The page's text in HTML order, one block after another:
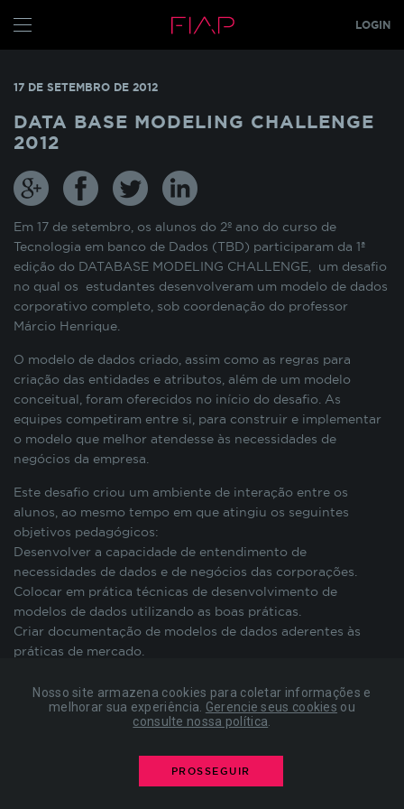
LOGIN
GRADUAÇÃO
MBA s TECH
PÓS TECH
FIAP ON
FIAP EMPRESAS
ALUN
Nosso site armazena cookies para coletar informações e
melhorar sua experiência. Gerencie seus cookies ou
consulte nossa política
PROSSEGUIR
17 DE SETEMBRO DE 2012
DATA BASE MODELING CHALLENGE
2012
Em 17 de setembro, os alunos do 2º ano do curso de
Tecnologia em banco de Dados (TBD) participaram da 1ª
edição do DATABASE MODELING CHALLENGE, um desafio
no qual os estudantes desenvolveram um modelo de dados
corporativo completo, sob coordenação do professor
Márcio Henrique.
O modelo de dados criado, assim como as regras para
criação das entidades e atributos, além de um modelo
conceitual, foram oferecidos no início do desafio. As
equipes competiram entre si, para construir e implementar
o modelo que melhor atendesse às necessidades de
negócios da empresa.
Este desafio criou um ambiente de interação entre os
alunos, ao mesmo tempo em que atingiu os seguintes
objetivos pedagógicos:
Desenvolver a capacidade de entendimento de
necessidades de dados e de negócios das corporações.
Colocar em prática técnicas de desenvolvimento de
modelos de dados utilizando as boas práticas.
Criar documentação de modelos de dados aderentes às
práticas de mercado.
cookies para melhorar a experiência de
navegação em nosso site e otimizar
armazenam temporariamente algumas
informações básicas da sua interação com as
nossas páginas.
COOKIES INDISPENSÁVEIS
Estes cookies não podem ser desativados pois
corretamente ou para melhorar o desempenho
funcionalidades diversas. Eles estão relacionados
com a realização de login no Portal do Aluno, o
preenchimento de formulários, contagem de
visitas para a medição de performance de
páginas, entre outros. Todos armazenados sem a
configurar seu navegador para bloquear esses
cookies, algumas partes do site podem não
funcionar.
COOKIES DE PUBLICIDADE
Estes cookies são estabelecidos por nossos
compor um perfil sobre seus interesses e, a partir
disso, mostrar anúncios relevantes para você em
outros sites. As informações armazenadas são